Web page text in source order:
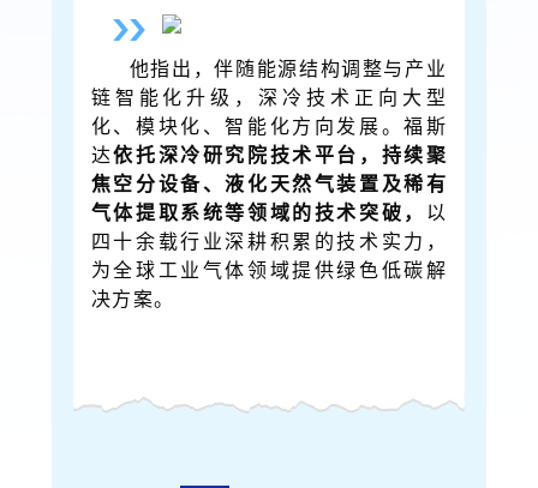
他指出，伴随能源结构调整与产业
链智能化升级，深冷技术正向大型
化、模块化、智能化方向发展。福斯
达依托深冷研究院技术平台，持续聚
焦空分设备、液化天然气装置及稀有
气体提取系统等领域的技术突破， 以
四十余载行业深耕积累的技术实力，
为全球工业气体领域提供绿色低碳解
决方案。